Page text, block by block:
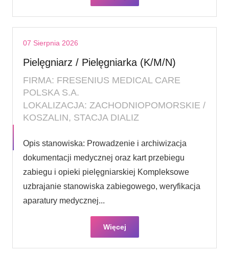
07 Sierpnia 2026
Pielęgniarz / Pielęgniarka (K/M/N)
FIRMA: FRESENIUS MEDICAL CARE
POLSKA S.A.
LOKALIZACJA: ZACHODNIOPOMORSKIE /
KOSZALIN, STACJA DIALIZ
Opis stanowiska: Prowadzenie i archiwizacja
dokumentacji medycznej oraz kart przebiegu
zabiegu i opieki pielęgniarskiej Kompleksowe
uzbrajanie stanowiska zabiegowego, weryfikacja
aparatury medycznej...
Więcej